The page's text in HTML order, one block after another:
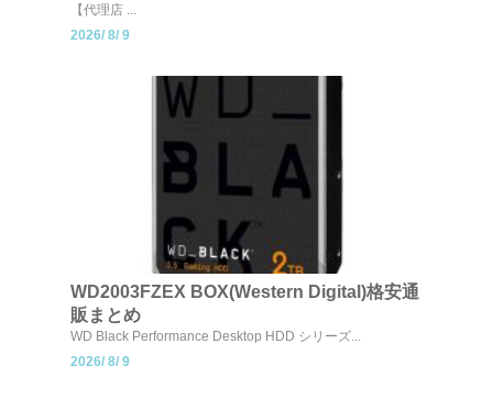
【代理店 ...
2026/ 8/ 9
WD2003FZEX BOX(Western Digital)格安通
販まとめ
WD Black Performance Desktop HDD シリーズ...
2026/ 8/ 9